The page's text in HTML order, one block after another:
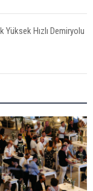
Hızlı Demiryolu
Son Bir Yılın En
İş Yerini Satışa